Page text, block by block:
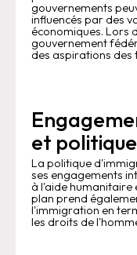
gouvernements
influencés par des
économiques. Lors
gouvernement
des aspirations des
et
La politique
ses engagements
à l'aide humanitaire
plan prend
l'immigration en
les droits de